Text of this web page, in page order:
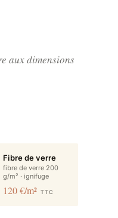
aux dimensions
Fibre de verre
fibre de verre 200
g/m² · ignifuge
120 €/m² TTC